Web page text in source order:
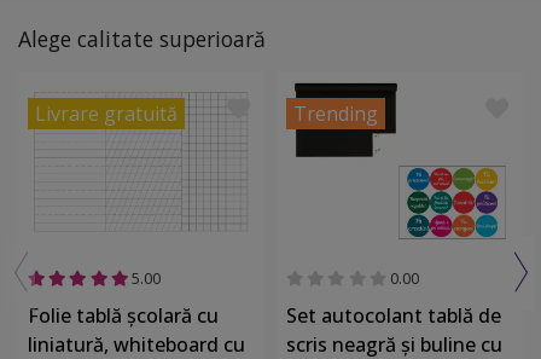
Alege calitate superioară
Livrare gratuită
5.00
Folie tablă școlară cu
liniatură, whiteboard cu
Trending
0.00
Set autocolant tablă de
scris neagră şi buline cu